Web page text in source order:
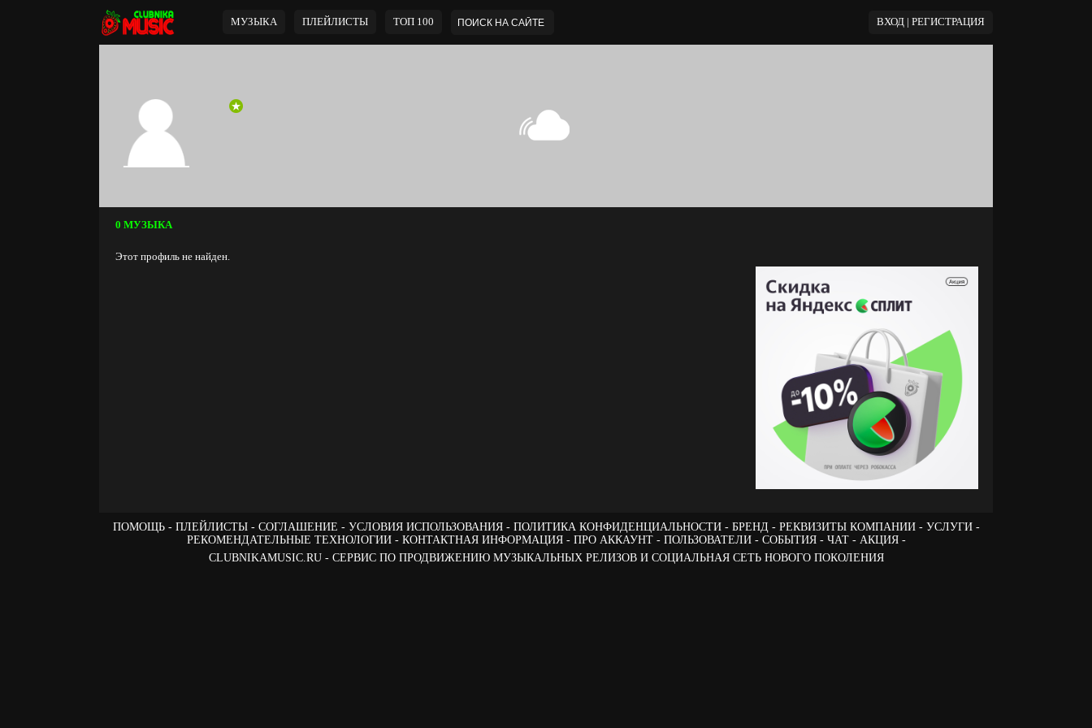
МУЗЫКА ПЛЕЙЛИСТЫ ТОП 100 ВХОД | РЕГИСТРАЦИЯ
0 МУЗЫКА
Этот профиль не найден.
ПОМОЩЬ ПЛЕЙЛИСТЫ СОГЛАШЕНИЕ УСЛОВИЯ ИСПОЛЬЗОВАНИЯ ПОЛИТИКА КОНФИДЕНЦИАЛЬНОСТИ БРЕНД РЕКВИЗИТЫ КОМПАНИИ
УСЛУГИ
РЕКОМЕНДАТЕЛЬНЫЕ ТЕХНОЛОГИИ
КОНТАКТНАЯ ИНФОРМАЦИЯ ПРО АККАУНТ ПОЛЬЗОВАТЕЛИ СОБЫТИЯ ЧАТ
АКЦИЯ -
CLUBNIKAMUSIC.RU - СЕРВИС ПО ПРОДВИЖЕНИЮ МУЗЫКАЛЬНЫХ РЕЛИЗОВ И СОЦИАЛЬНАЯ СЕТЬ НОВОГО ПОКОЛЕНИЯ